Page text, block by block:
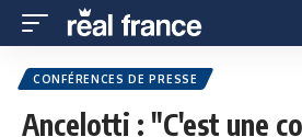
CONFÉRENCES DE PRESSE
Ancelotti : "C'est une